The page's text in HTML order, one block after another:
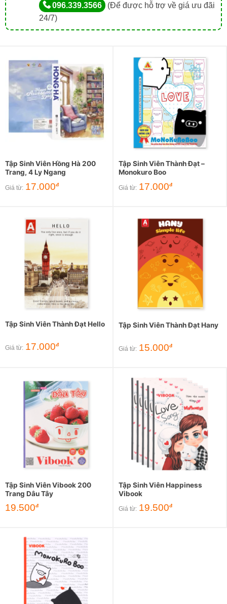
096.339.3566
(Để được hỗ trợ về giá ưu đãi
24/7)
Tập Sinh Viên Hồng Hà 200
Trang, 4 Ly Ngang
Giá từ: 17.000đ
Tập Sinh Viên Thành Đạt –
Monokuro Boo
Giá từ: 17.000đ
Tập Sinh Viên Thành Đạt Hello
Giá từ: 17.000đ
Tập Sinh Viên Thành Đạt Hany
Giá từ: 15.000đ
Tập Sinh Viên Vibook 200
Trang Dâu Tây
19.500đ
Tập Sinh Viên Happiness
Vibook
Giá từ: 19.500đ